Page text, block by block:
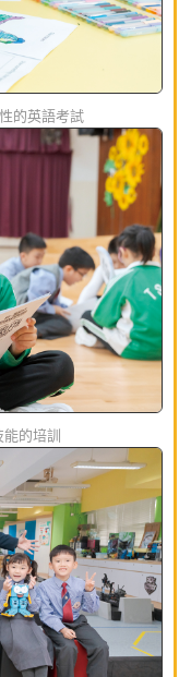
的英語考試
的培訓